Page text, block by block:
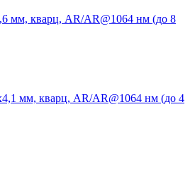
мм, кварц, AR/AR@1064 нм (до 8
мм, кварц, AR/AR@1064 нм (до 4